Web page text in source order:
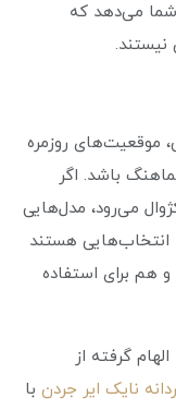
می‌دهد که
نیستند.
روزمره
باشد. اگر
می‌رود، مدل‌هایی
انتخاب‌هایی هستند
هم برای استفاده
گرفته از
نایک ایر جردن با